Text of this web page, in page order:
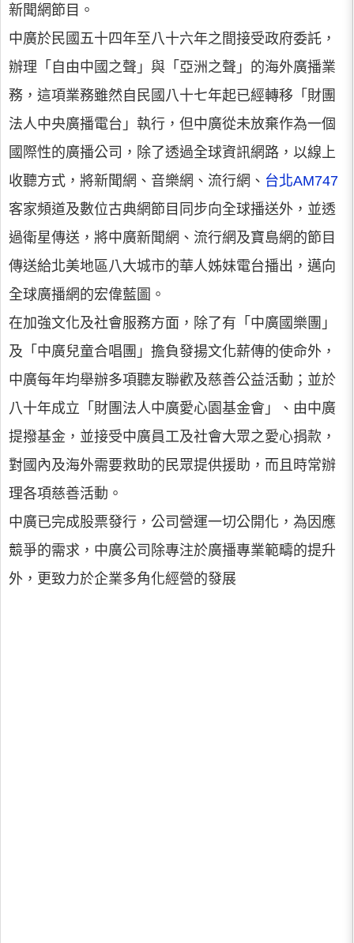
新聞網節目。
中廣於民國五十四年至八十六年之間接受政府委託，
辦理「自由中國之聲」與「亞洲之聲」的海外廣播業
務，這項業務雖然自民國八十七年起已經轉移「財團
法人中央廣播電台」執行，但中廣從未放棄作為一個
國際性的廣播公司，除了透過全球資訊網路，以線上
收聽方式，將新聞網、音樂網、流行網、 台北AM747
客家頻道及數位古典網節目同步向全球播送外，並透
過衛星傳送，將中廣新聞網、流行網及寶島網的節目
傳送給北美地區八大城市的華人姊妹電台播出，邁向
全球廣播網的宏偉藍圖。
在加強文化及社會服務方面，除了有「中廣國樂團」
及「中廣兒童合唱團」擔負發揚文化薪傳的使命外，
中廣每年均舉辦多項聽友聯歡及慈善公益活動；並於
八十年成立「財團法人中廣愛心園基金會」、由中廣
提撥基金，並接受中廣員工及社會大眾之愛心捐款，
對國內及海外需要救助的民眾提供援助，而且時常辦
理各項慈善活動。
中廣已完成股票發行，公司營運一切公開化，為因應
競爭的需求，中廣公司除專注於廣播專業範疇的提升
外，更致力於企業多角化經營的發展